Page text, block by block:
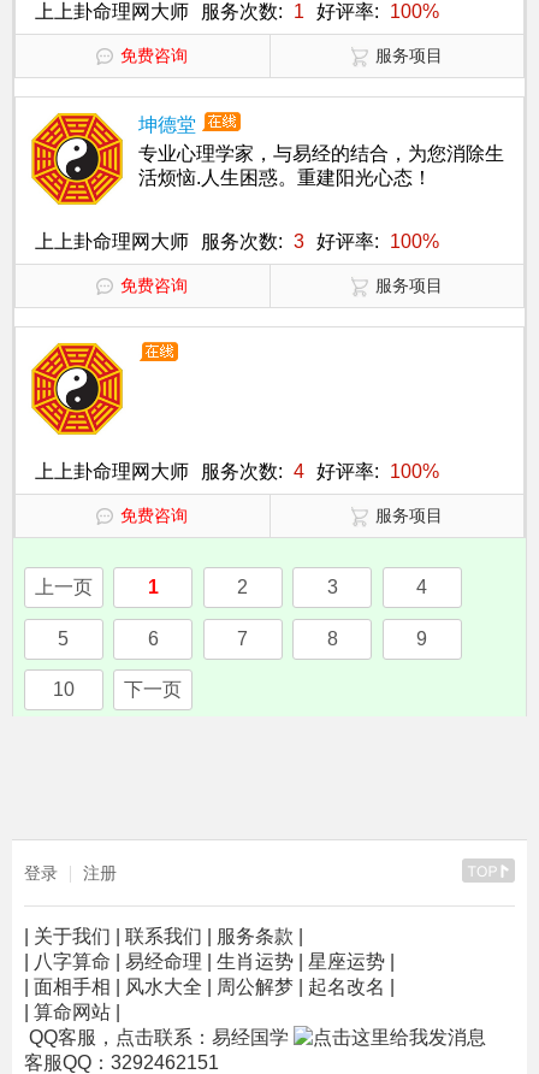
上上卦命理网大师 服务次数: 1 好评率: 100%
免费咨询 服务项目
坤德堂
专业心理学家，与易经的结合，为您消除生
活烦恼.人生困惑。重建阳光心态！
上上卦命理网大师 服务次数: 3 好评率: 100%
免费咨询 服务项目
上上卦命理网大师 服务次数: 4 好评率: 100%
免费咨询 服务项目
上一页 1 2 3 4
5 6 7 8 9
10 下一页
登录 注册
关于我们 联系我们 服务条款
八字算命 易经命理 生肖运势 星座运势
面相手相 风水大全 周公解梦 起名改名
算命网站
QQ客服，点击联系：易经国学
客服QQ：3292462151